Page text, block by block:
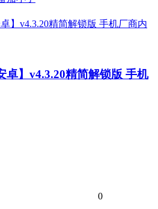
卓】v4.3.20精简解锁版 手机
0